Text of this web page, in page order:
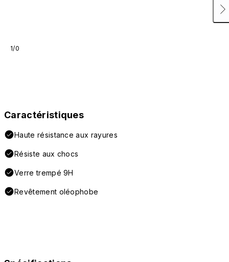
1/0
Caractéristiques
Haute résistance aux rayures
Résiste aux chocs
Verre trempé 9H
Revêtement oléophobe